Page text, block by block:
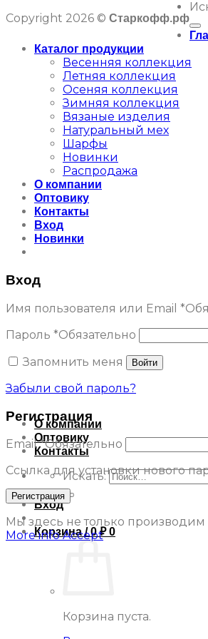
О компании
Оптовику
Контакты
Искать:
Вход
Корзина /0₽ 0
Корзина пуста.
Copyright 2026 © Старкофф.рф
Каталог продукции
Весенняя коллекция
Летняя коллекция
Осеняя коллекция
Зимняя коллекция
Вязаные изделия
Натуральный мех
Шарфы
Новинки
Распродажа
О компании
Оптовику
Контакты
Вход
Новинки
Вход
Имя пользователя или Email *
Пароль *Обязательно
Запомнить меня
Войти
Забыли свой пароль?
Регистрация
Email*Обязательно
Ссылка для установки нового
Регистрация
Мы здесь не только
More info Accept